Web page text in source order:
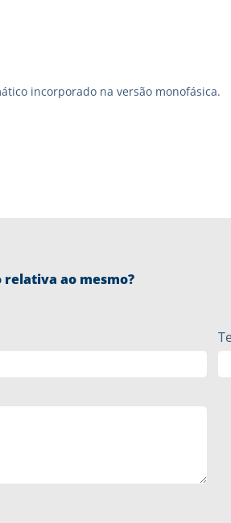
incorporado na versão monofásica.
relativa ao mesmo?